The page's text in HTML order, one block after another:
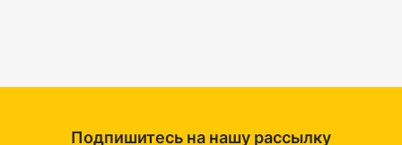
Подпишитесь на нашу рассылку